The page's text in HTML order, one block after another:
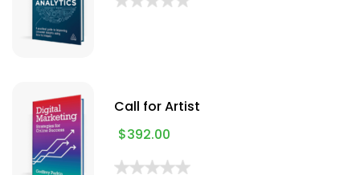
Call for Artist
$392.00